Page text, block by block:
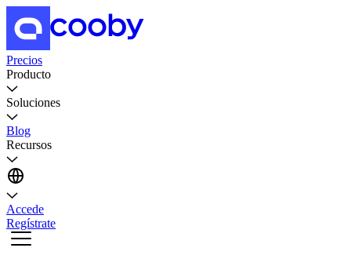
Precios
Producto
Soluciones
Blog
Recursos
Accede
Regístrate